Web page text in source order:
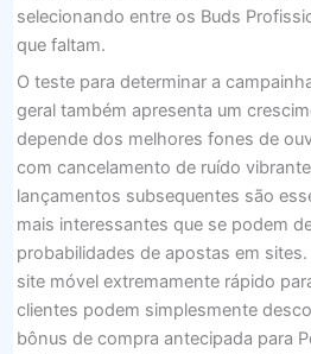
selecionando entre os Buds
que faltam.
O teste para determinar a
geral também apresenta um
depende dos melhores fones de
com cancelamento de ruído
lançamentos subsequentes são
mais interessantes que se podem
probabilidades de apostas em
site móvel extremamente rápido
clientes podem simplesmente
bônus de compra antecipada para